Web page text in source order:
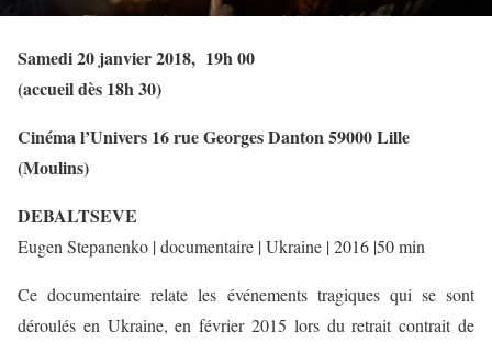
Samedi 20 janvier 2018, 19h 00
(accueil dès 18h 30)
Cinéma l’Univers 16 rue Georges Danton 59000 Lille
(Moulins)
DEBALTSEVE
Eugen Stepanenko | documentaire | Ukraine | 2016 |50 min
Ce documentaire relate les événements tragiques qui se sont
déroulés en Ukraine, en février 2015 lors du retrait contrait de